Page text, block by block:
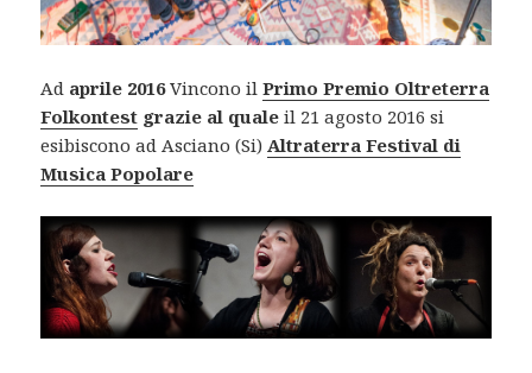
Ad aprile 2016Vincono ilPrimo Premio Oltreterra
Folkontest grazie al qualeil 21 agosto 2016 si
esibiscono ad Asciano (Si)Altraterra Festival di
Musica Popolare